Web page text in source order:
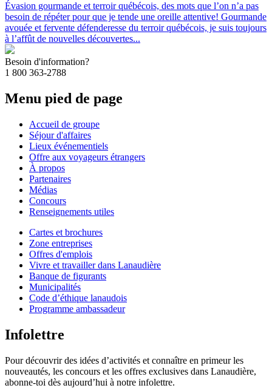
Évasion gourmande et terroir québécois, des mots que l’on n’a pas
besoin de répéter pour que je tende une oreille attentive! Gourmande
avouée et fervente défenderesse du terroir québécois, je suis toujours
à l’affût de nouvelles découvertes...
Besoin d'information?
1 800 363-2788
Menu pied de page
Accueil de groupe
Séjour d'affaires
Lieux événementiels
Offre aux voyageurs étrangers
À propos
Partenaires
Médias
Concours
Renseignements utiles
Cartes et brochures
Zone entreprises
Offres d'emplois
Vivre et travailler dans Lanaudière
Banque de figurants
Municipalités
Code d’éthique lanaudois
Programme ambassadeur
Infolettre
Pour découvrir des idées d’activités et connaître en primeur les
nouveautés, les concours et les offres exclusives dans Lanaudière,
abonne-toi dès aujourd’hui à notre infolettre.